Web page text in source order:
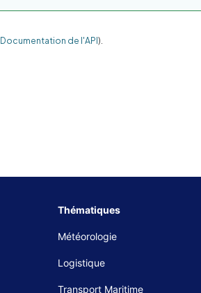
Documentation de l'API).
Thématiques
Météorologie
Logistique
Transport Maritime